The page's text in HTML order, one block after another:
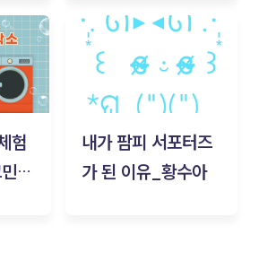
김태현
험
세
내가 팜피 서포터즈
가 된 이유_황수아